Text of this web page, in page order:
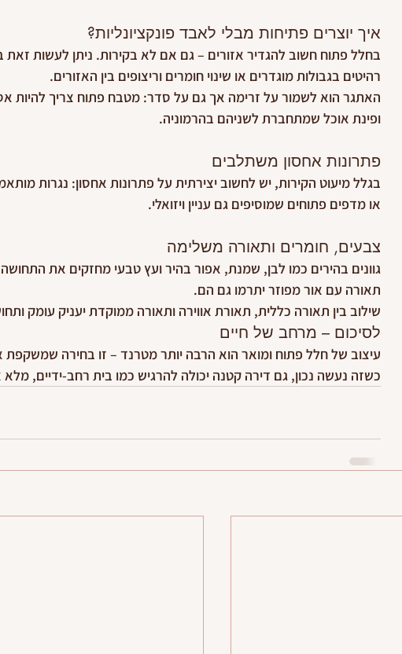
איך יוצרים פתיחות מבלי לאבד פונקציונליות?
בחלל פתוח חשוב להגדיר אזורים – גם אם לא בקירות. ניתן לעשות
רהיטים בגבולות מוגדרים או שינוי חומרים וריצופים בין האזורים.
האתגר הוא לשמור על זרימה אך גם על סדר: מטבח פתוח צריך להיות
ופינת אוכל שמתחברת לשניהם בהרמוניה.
פתרונות אחסון משתלבים
בגלל מיעוט הקירות, יש לחשוב יצירתית על פתרונות אחסון: נגרות
או מדפים פתוחים שמוסיפים גם עניין ויזואלי.
צבעים, חומרים ותאורה משלימה
גוונים בהירים כמו לבן, שמנת, אפור בהיר ועץ טבעי מחזקים את התחושה
תאורה עם אור מפוזר יתרמו גם הם.
שילוב בין תאורה כללית, תאורת אווירה ותאורה ממוקדת יעניק עומק
לסיכום – מרחב של חיים
עיצוב של חלל פתוח ומואר הוא הרבה יותר מטרנד – זו בחירה שמשקפת
כשזה נעשה נכון, גם דירה קטנה יכולה להרגיש כמו בית רחב-ידיים, מלא